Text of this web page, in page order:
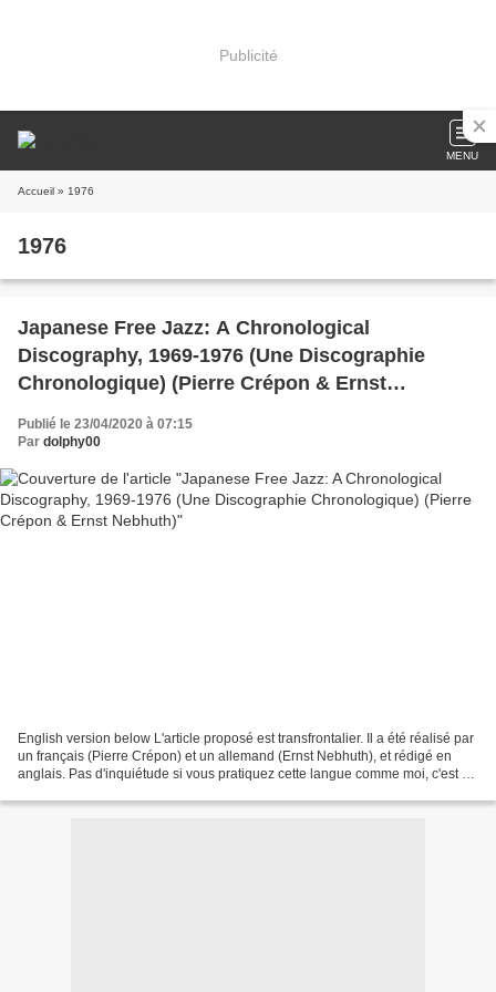
Publicité
MENU
Accueil » 1976
1976
Japanese Free Jazz: A Chronological
Discography, 1969-1976 (Une Discographie
Chronologique) (Pierre Crépon & Ernst
Nebhuth)
Publié le 23/04/2020 à 07:15
Par dolphy00
English version below L'article proposé est transfrontalier. Il a été réalisé par
un français (Pierre Crépon) et un allemand (Ernst Nebhuth), et rédigé en
anglais. Pas d'inquiétude si vous pratiquez cette langue comme moi, c'est à